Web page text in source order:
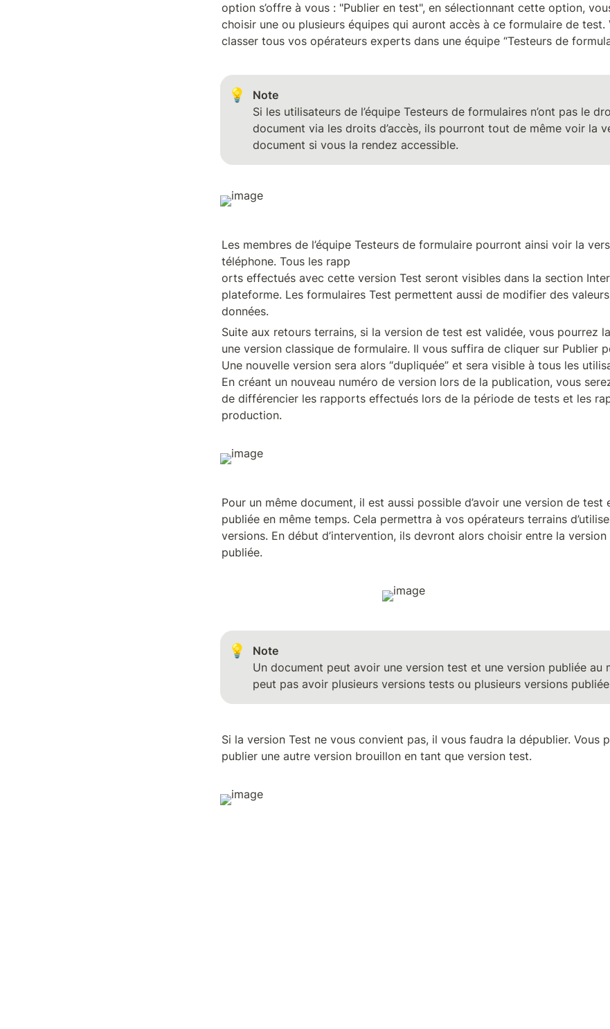
option s’offre à vous : "Publier en test", en sélectionnant cette option,
choisir une ou plusieurs équipes qui auront accès à ce formulaire de test.
classer tous vos opérateurs experts dans une équipe “Testeurs de
💡
Note
Si les utilisateurs de l’équipe Testeurs de formulaires n’ont pas le
document via les droits d’accès, ils pourront tout de même voir la
document si vous la rendez accessible.
Les membres de l’équipe Testeurs de formulaire pourront ainsi voir la
téléphone. Tous les rapp
orts effectués avec cette version Test seront visibles dans la section
plateforme. Les formulaires Test permettent aussi de modifier des
données.
Suite aux retours terrains, si la version de test est validée, vous pourrez
une version classique de formulaire. Il vous suffira de cliquer sur Publier
Une nouvelle version sera alors “dupliquée” et sera visible à tous les
En créant un nouveau numéro de version lors de la publication, vous
de différencier les rapports effectués lors de la période de tests et les
production.
Pour un même document, il est aussi possible d’avoir une version de test
publiée en même temps. Cela permettra à vos opérateurs terrains
versions. En début d’intervention, ils devront alors choisir entre la
publiée.
💡
Un document peut avoir une version test et une version publiée au
peut pas avoir plusieurs versions tests ou plusieurs versions
Si la version Test ne vous convient pas, il vous faudra la dépublier. Vous
publier une autre version brouillon en tant que version test.